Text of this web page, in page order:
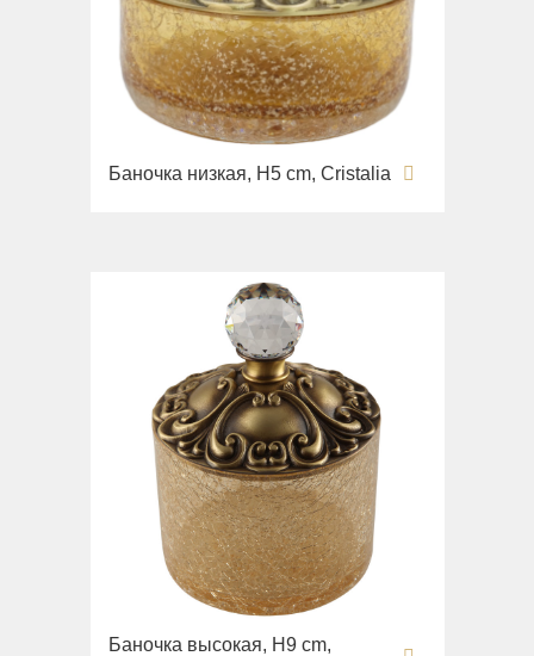
Баночка низкая, H5 cm, Cristalia
Баночка высокая, H9 cm,